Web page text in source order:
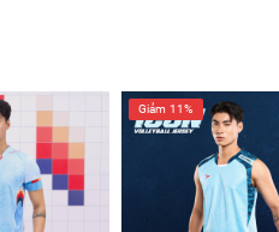
Giảm 11%